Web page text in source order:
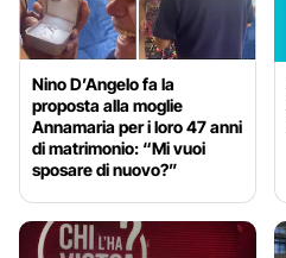
Nino D’Angelo fa la
proposta alla moglie
Annamaria per i loro 47 anni
di matrimonio: “Mi vuoi
sposare di nuovo?”